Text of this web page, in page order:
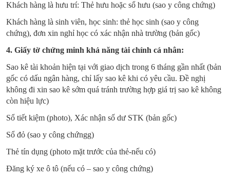
Khách hàng là hưu trí: Thẻ hưu hoặc sổ hưu (sao y công chứng)
Khách hàng là sinh viên, học sinh: thẻ học sinh (sao y công
chứng), đơn xin nghỉ học có xác nhận nhà trường (bản gốc)
4. Giấy tờ chứng minh khả năng tài chính cá nhân:
Sao kê tài khoản hiện tại với giao dịch trong 6 tháng gần nhất (bản
gốc có dấu ngân hàng, chỉ lấy sao kê khi có yêu cầu. Đề nghị
không đi xin sao kê sớm quá tránh trường hợp giá trị sao kê không
còn hiệu lực)
Sổ tiết kiệm (photo), Xác nhận số dư STK (bản gốc)
Sổ đỏ (sao y công chứngg)
Thẻ tín dụng (photo mặt trước của thẻ-nếu có)
Đăng ký xe ô tô (nếu có – sao y công chứng)